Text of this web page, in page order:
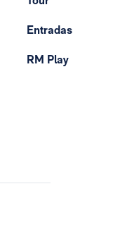
Entradas
RM Play